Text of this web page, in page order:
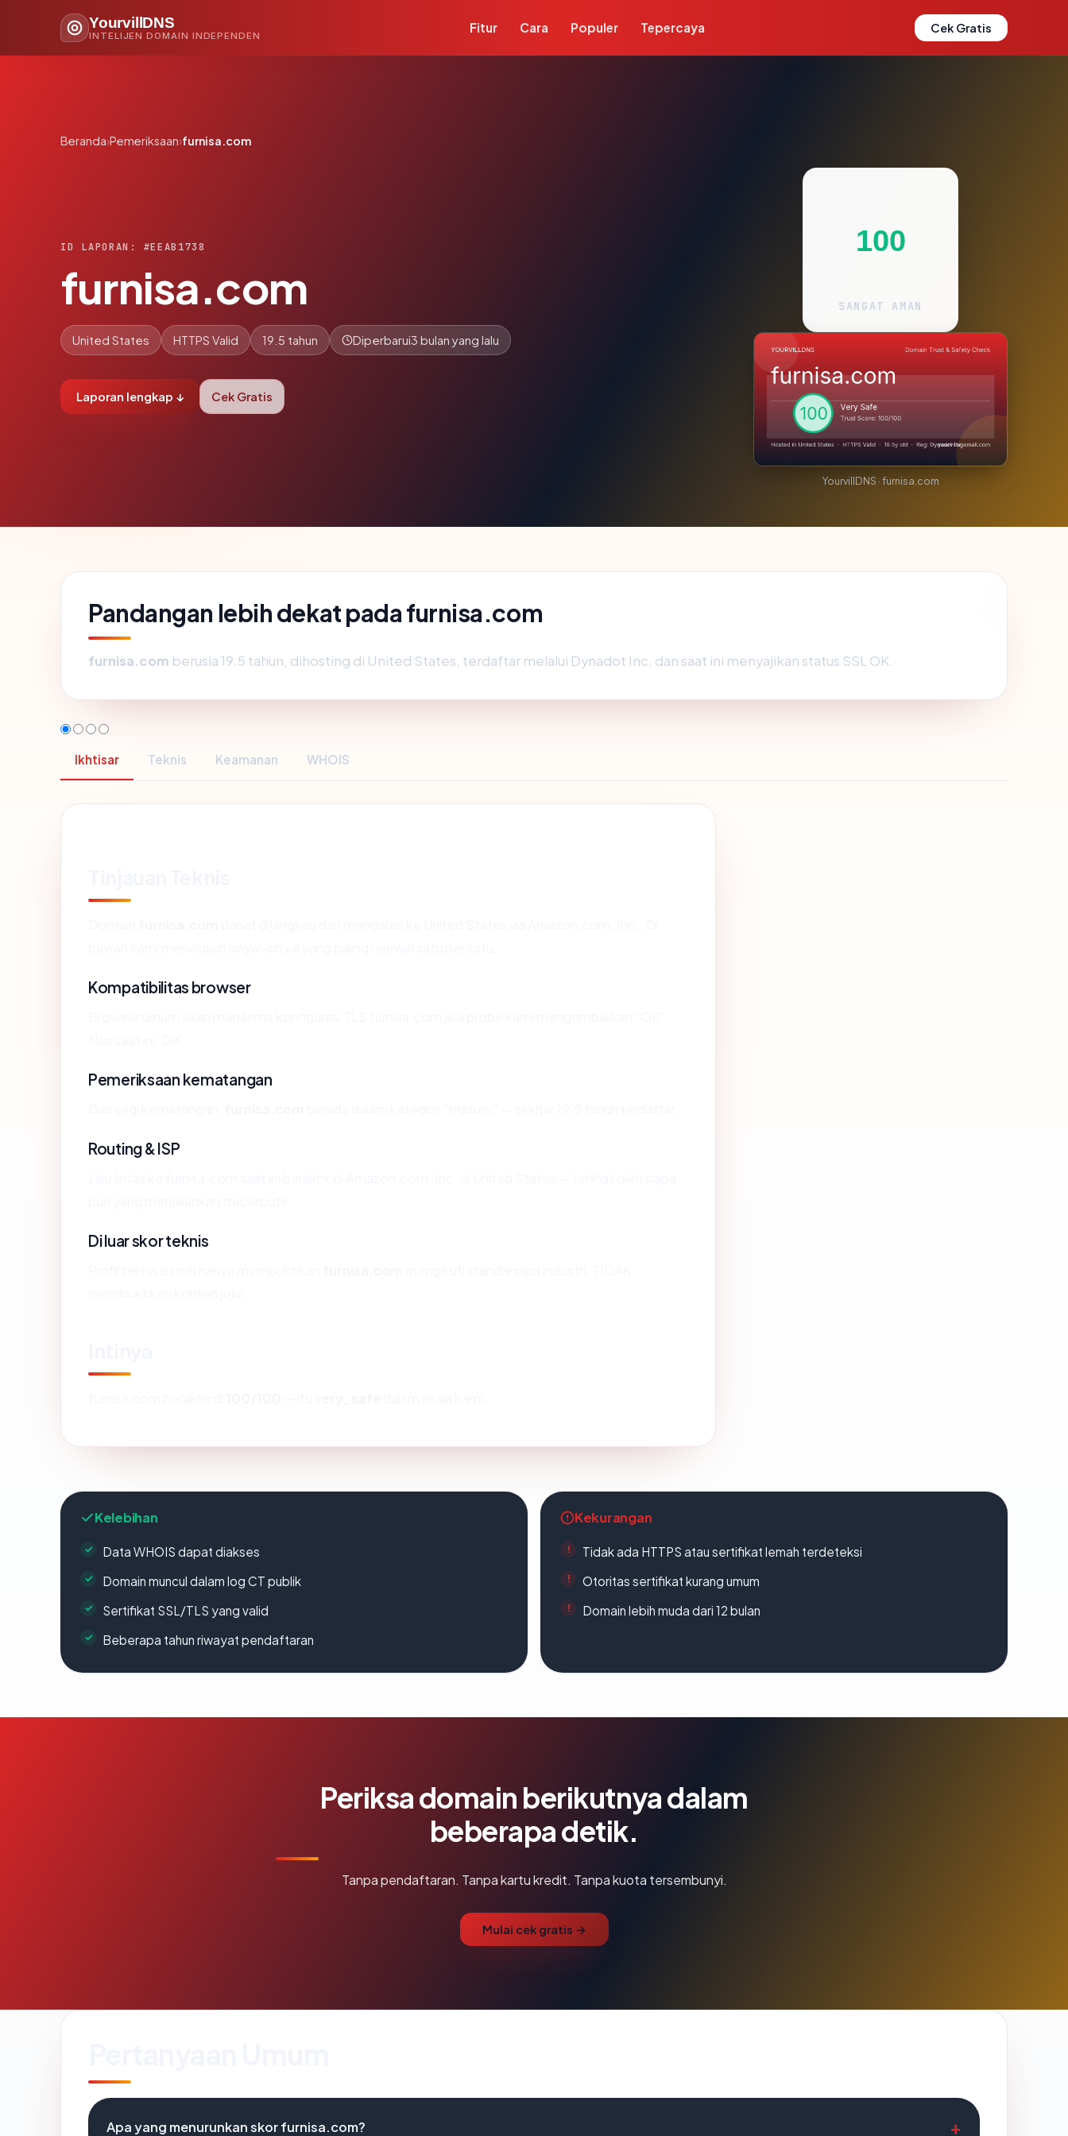
YourvillDNS
INTELIJEN DOMAIN INDEPENDEN
Fitur Cara Populer Tepercaya Cek Gratis
Beranda›Pemeriksaan›furnisa.com
ID LAPORAN: #EEAB1738
furnisa.com
United States HTTPS Valid 19.5 tahun Diperbarui3 bulan yang lalu
Laporan lengkap ↓ Cek Gratis
100
SANGAT AMAN
YourvillDNS · furnisa.com
Pandangan lebih dekat pada furnisa.com
furnisa.com berusia 19.5 tahun, dihosting di United States, terdaftar melalui Dynadot Inc, dan saat ini menyajikan status SSL OK.
Ikhtisar Teknis Keamanan WHOIS
Kompatibilitas browser
Pemeriksaan kematangan
Routing & ISP
Di luar skor teknis
Kelebihan
Data WHOIS dapat diakses
Domain muncul dalam log CT publik
Sertifikat SSL/TLS yang valid
Beberapa tahun riwayat pendaftaran
Kekurangan
Tidak ada HTTPS atau sertifikat lemah terdeteksi
Otoritas sertifikat kurang umum
Domain lebih muda dari 12 bulan
Periksa domain berikutnya dalam
beberapa detik.
Tanpa pendaftaran. Tanpa kartu kredit. Tanpa kuota tersembunyi.
Mulai cek gratis →
Apa yang menurunkan skor furnisa.com?